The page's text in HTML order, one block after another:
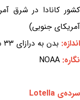
کشور کانادا در شرق
آمریکای جنوبی)
اندازه: بدن به درازای ۳۳ سانتی‌متر
نگاره: NOAA
سرده‌ی Lotella